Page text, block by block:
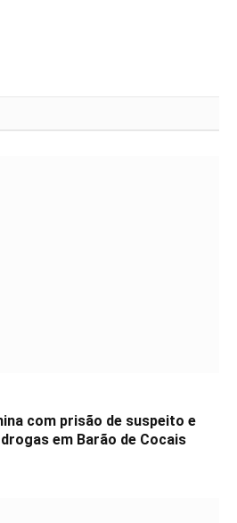
com prisão de suspeito e
em Barão de Cocais